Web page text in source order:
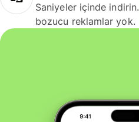
Saniyeler içinde
bozucu reklamlar yok.